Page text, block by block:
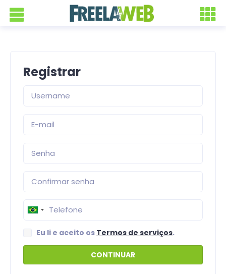
Registrar
Eu li e aceito os Termos de serviços.